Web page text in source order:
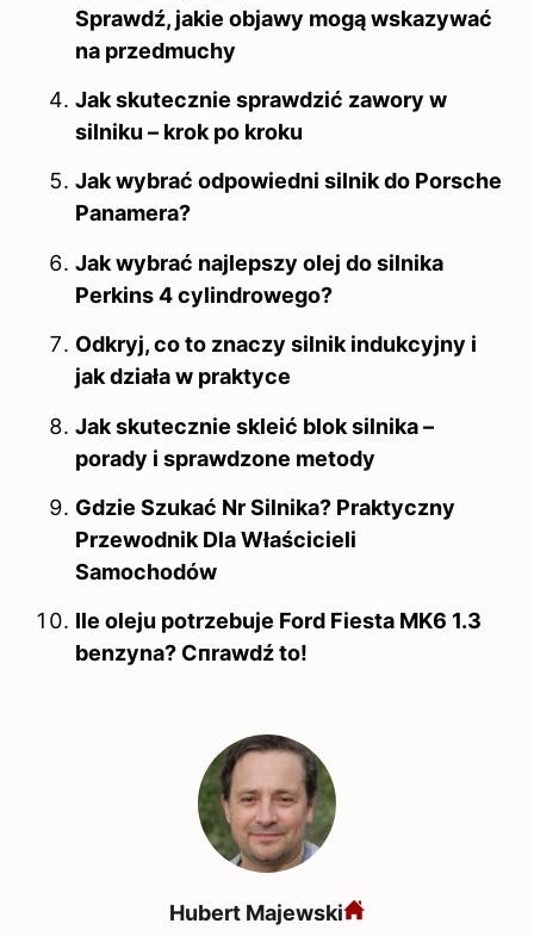
Sprawdź, jakie objawy mogą wskazywać
na przedmuchy
Jak skutecznie sprawdzić zawory w
silniku – krok po kroku
Jak wybrać odpowiedni silnik do Porsche
Panamera?
Jak wybrać najlepszy olej do silnika
Perkins 4 cylindrowego?
Odkryj, co to znaczy silnik indukcyjny i
jak działa w praktyce
Jak skutecznie skleić blok silnika –
porady i sprawdzone metody
Gdzie Szukać Nr Silnika? Praktyczny
Przewodnik Dla Właścicieli
Samochodów
Ile oleju potrzebuje Ford Fiesta MK6 1.3
benzyna? Спrawdź to!
Hubert Majewski